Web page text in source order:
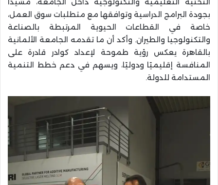
بجودة البرامج الدراسية وتوافقها مع متطلبات سوق العمل،
خاصة في القطاعات الحيوية المرتبطة بالصناعة
والتكنولوجيا والطيران. وأكد أن ما تقدمه الجامعة الألمانية
بالقاهرة يعكس رؤية طموحة لإعداد كوادر قادرة على
المنافسة إقليميًا ودوليًا، ويسهم في دعم خطط التنمية
المستدامة للدولة.